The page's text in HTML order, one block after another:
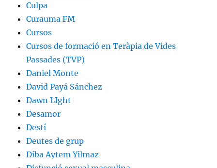
Culpa
Curauma FM
Cursos
Cursos de formació en Teràpia de Vides
Passades (TVP)
Daniel Monte
David Payá Sánchez
Dawn LIght
Desamor
Destí
Deutes de grup
Diba Aytem Yilmaz